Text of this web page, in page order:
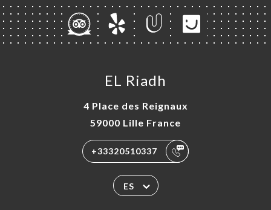
EL Riadh
4 Place des Reignaux
59000 Lille France
+33320510337
ES